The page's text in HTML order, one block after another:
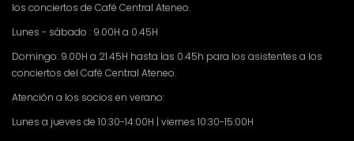
los conciertos de Café Central Ateneo.
Lunes - sábado : 9.00H a 0.45H
Domingo: 9.00H a 21.45H hasta las 0.45h para los asistentes a los
conciertos del Café Central Ateneo.
Atención a los socios en verano:
Lunes a jueves de 10:30-14:00H | viernes 10:30-15:00H